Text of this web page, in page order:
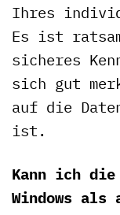
Ihres
Es ist
sicheres
sich gut
auf die
ist.
Kann ich
Windows als